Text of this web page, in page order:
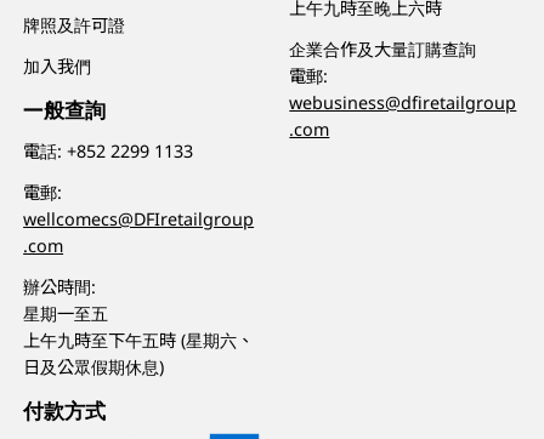
牌照及許可證
加入我們
一般查詢
電話:+852 2299 1133
電郵:
wellcomecs@DFIretailgroup
.com
辦公時間:
星期一至五
上午九時至下午五時 (星期六、
日及公眾假期休息)
上午九時至晚上六時
企業合作及大量訂購查詢
電郵:
webusiness@dfiretailgroup
.com
付款方式